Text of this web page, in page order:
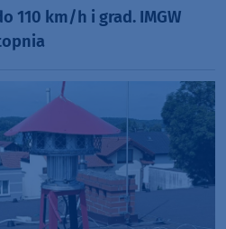
110 km/h i grad. IMGW